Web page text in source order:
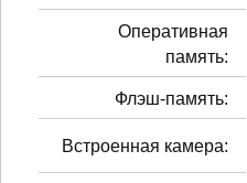
Оперативная
память:
Флэш-память:
Встроенная камера: